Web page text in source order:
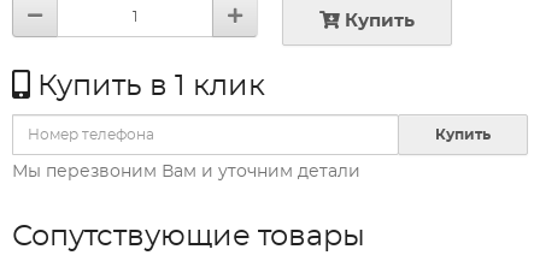
Купить
Купить в 1 клик
Купить
Мы перезвоним Вам и уточним детали
Сопутствующие товары